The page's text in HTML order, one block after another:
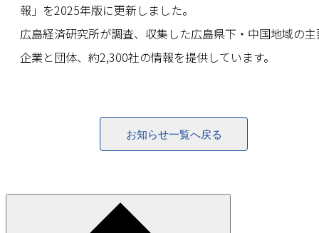
報」を2025年版に更新しました。
広島経済研究所が調査、収集した広島県下・中国地域の
企業と団体、約2,300社の情報を提供しています。
お知らせ一覧へ戻る